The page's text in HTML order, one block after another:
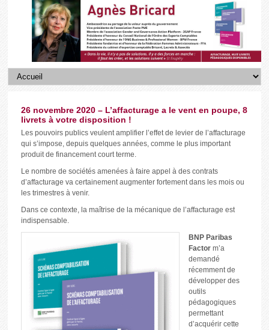
26 novembre 2020 – L’affacturage a le vent en poupe, 8
livrets à votre disposition !
Les pouvoirs publics veulent amplifier l’effet de levier de l’affacturage
qui s’impose, depuis quelques années, comme le plus important
produit de financement court terme.
Le nombre de sociétés amenées à faire appel à des contrats
d’affacturage va certainement augmenter fortement dans les mois ou
les trimestres à venir.
Dans ce contexte, la maîtrise de la mécanique de l’affacturage est
indispensable.
BNP Paribas
Factorm’a
demandé
récemment de
développer des
outils
pédagogiques
permettant
d’acquérir cette